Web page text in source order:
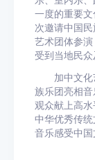
一度的重要
次邀请中国
艺术团体参演
受到当地民众
加中文化艺
族乐团亮相
观众献上高
中华优秀传
音乐感受中国